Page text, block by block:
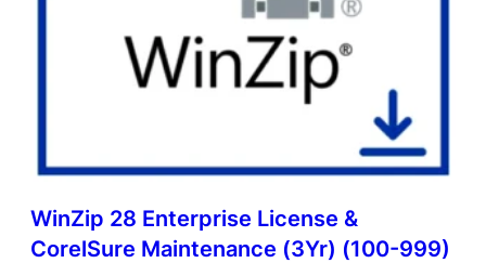
WinZip 28 Enterprise License &
CorelSure Maintenance (3Yr) (100-999)